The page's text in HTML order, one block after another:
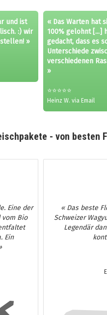
und ist
:) wir
»
« Das Warten hat
100% gelohnt [...]
gedacht, dass es
Unterschiede
verschiedenen
»
⭐⭐⭐⭐⭐
Heinz W. via Email
- von besten
Eine der
vom Bio
Ein
« Das beste
Schweizer
Legendär